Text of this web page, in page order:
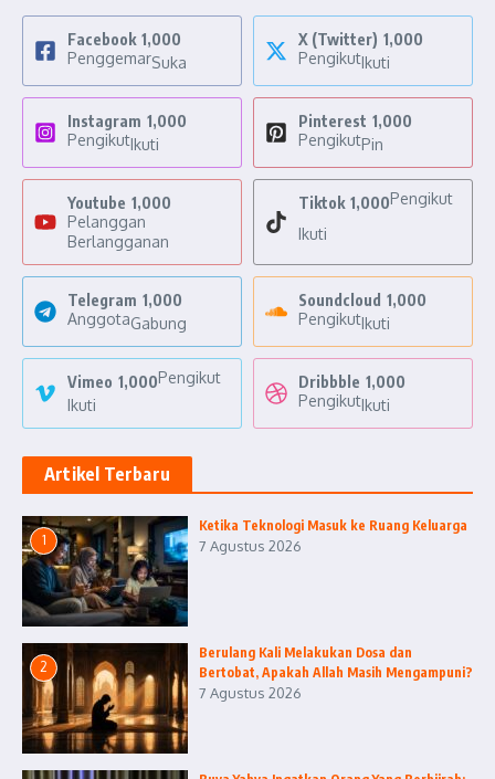
Facebook 1,000
PenggemarSuka
X (Twitter) 1,000
PengikutIkuti
Instagram 1,000
PengikutIkuti
Pinterest 1,000
PengikutPin
Youtube 1,000
Pelanggan
Berlangganan
Tiktok 1,000Pengikut
Ikuti
Telegram 1,000
AnggotaGabung
Soundcloud 1,000
PengikutIkuti
Vimeo 1,000Pengikut
Ikuti
Dribbble 1,000
PengikutIkuti
Artikel Terbaru
1
Ketika Teknologi Masuk ke Ruang Keluarga
7 Agustus 2026
2
Berulang Kali Melakukan Dosa dan
Bertobat, Apakah Allah Masih Mengampuni?
7 Agustus 2026